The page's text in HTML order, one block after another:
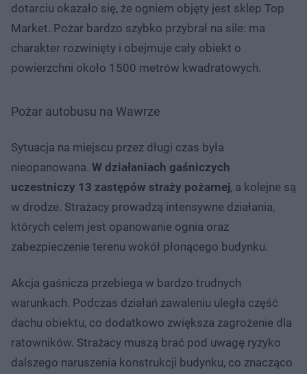
dotarciu okazało się, że ogniem objęty jest sklep Top
Market. Pożar bardzo szybko przybrał na sile: ma
charakter rozwinięty i obejmuje cały obiekt o
powierzchni około 1500 metrów kwadratowych.
Pożar autobusu na Wawrze
Sytuacja na miejscu przez długi czas była
nieopanowana. W działaniach gaśniczych
uczestniczy 13 zastępów straży pożarnej, a kolejne są
w drodze. Strażacy prowadzą intensywne działania,
których celem jest opanowanie ognia oraz
zabezpieczenie terenu wokół płonącego budynku.
Akcja gaśnicza przebiega w bardzo trudnych
warunkach. Podczas działań zawaleniu uległa część
dachu obiektu, co dodatkowo zwiększa zagrożenie dla
ratowników. Strażacy muszą brać pod uwagę ryzyko
dalszego naruszenia konstrukcji budynku, co znacząco